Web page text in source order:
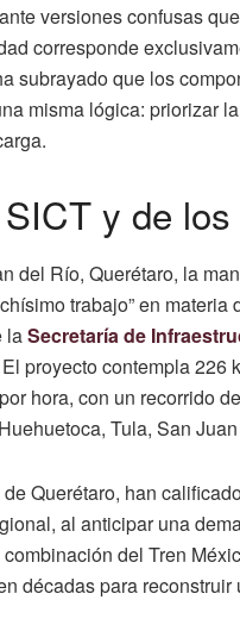
versiones confusas
corresponde
subrayado que los
misma lógica: priorizar
y de
del Río, Querétaro, la
trabajo” en
laSecretaría de
proyecto contempla
hora, con un recorrido
Tula, San
Querétaro, han
al anticipar una
del Tren
décadas para